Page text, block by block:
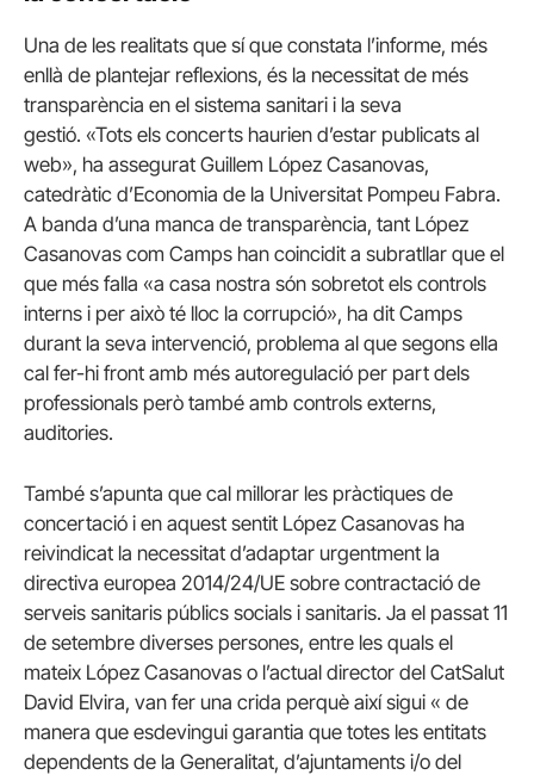
Una de les realitats que sí que constata l’informe, més
enllà de plantejar reflexions, és la necessitat de més
transparència en el sistema sanitari i la seva
gestió. «Tots els concerts haurien d’estar publicats al
web», ha assegurat Guillem López Casanovas,
catedràtic d’Economia de la Universitat Pompeu Fabra.
A banda d’una manca de transparència, tant López
Casanovas com Camps han coincidit a subratllar que el
que més falla «a casa nostra són sobretot els controls
interns i per això té lloc la corrupció», ha dit Camps
durant la seva intervenció, problema al que segons ella
cal fer-hi front amb més autoregulació per part dels
professionals però també amb controls externs,
auditories.
També s’apunta que cal millorar les pràctiques de
concertació i en aquest sentit López Casanovas ha
reivindicat la necessitat d’adaptar urgentment la
directiva europea 2014/24/UE sobre contractació de
serveis sanitaris públics socials i sanitaris. Ja el passat 11
de setembre diverses persones, entre les quals el
mateix López Casanovas o l’actual director del CatSalut
David Elvira, van fer una crida perquè així sigui « de
manera que esdevingui garantia que totes les entitats
dependents de la Generalitat, d’ajuntaments i/o del